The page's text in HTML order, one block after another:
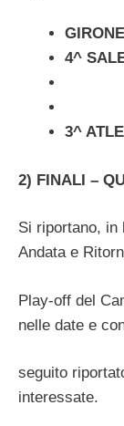
4^
3^
2) FINALI –
Si riportano, in
Andata e
Play-off del
nelle date e
seguito
interessate.